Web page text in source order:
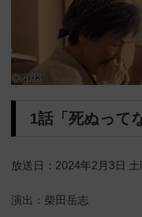
1話「死ぬって
放送日：2024年2月3日
演出：柴田岳志